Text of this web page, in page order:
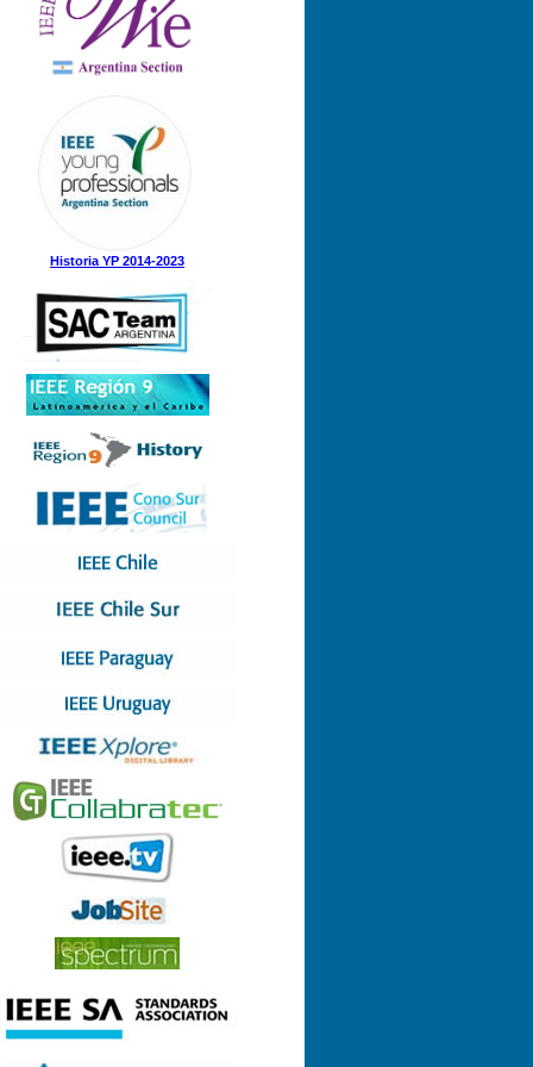
3 (21-08-2024)
2 (12-08-2024)
1 (31-05-2024)
2 (28-09-2023)
1 (07-09-2023)
7 (21-11-2022)
5 (31-08-2022)
3 (13-05-2022)
8 (29-12-2021)
7 (23-12-2021)
5 (06-09-2021)
3 (23-06-2021)
1 (22-04-2021)
9 (21-12-2020)
8 (26-11-2020)
Historia YP 2014-2023